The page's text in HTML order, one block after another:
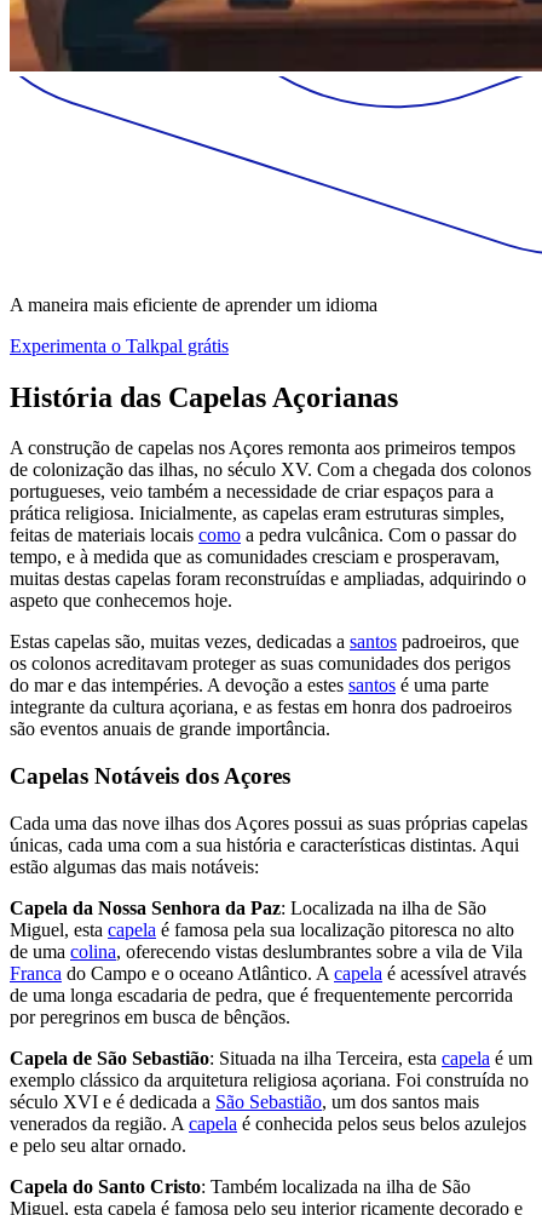
A maneira mais eficiente de aprender um idioma
Experimenta o Talkpal grátis
História das Capelas Açorianas
A construção de capelas nos Açores remonta aos primeiros tempos
de colonização das ilhas, no século XV. Com a chegada dos colonos
portugueses, veio também a necessidade de criar espaços para a
prática religiosa. Inicialmente, as capelas eram estruturas simples,
feitas de materiais locais como a pedra vulcânica. Com o passar do
tempo, e à medida que as comunidades cresciam e prosperavam,
muitas destas capelas foram reconstruídas e ampliadas, adquirindo o
aspeto que conhecemos hoje.
Estas capelas são, muitas vezes, dedicadas a santos padroeiros, que
os colonos acreditavam proteger as suas comunidades dos perigos
do mar e das intempéries. A devoção a estes santos é uma parte
integrante da cultura açoriana, e as festas em honra dos padroeiros
são eventos anuais de grande importância.
Capelas Notáveis dos Açores
Cada uma das nove ilhas dos Açores possui as suas próprias capelas
únicas, cada uma com a sua história e características distintas. Aqui
estão algumas das mais notáveis:
Capela da Nossa Senhora da Paz: Localizada na ilha de São
Miguel, esta capela é famosa pela sua localização pitoresca no alto
de uma colina, oferecendo vistas deslumbrantes sobre a vila de Vila
Franca do Campo e o oceano Atlântico. A capela é acessível através
de uma longa escadaria de pedra, que é frequentemente percorrida
por peregrinos em busca de bênçãos.
Capela de São Sebastião: Situada na ilha Terceira, esta capela é um
exemplo clássico da arquitetura religiosa açoriana. Foi construída no
século XVI e é dedicada a São Sebastião, um dos santos mais
venerados da região. A capela é conhecida pelos seus belos azulejos
e pelo seu altar ornado.
Capela do Santo Cristo: Também localizada na ilha de São
Miguel, esta capela é famosa pelo seu interior ricamente decorado e